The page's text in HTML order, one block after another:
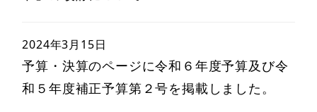
予算・決算のページに令和６年度予算及び令
和５年度補正予算第２号を掲載しました。
2024年3月15日